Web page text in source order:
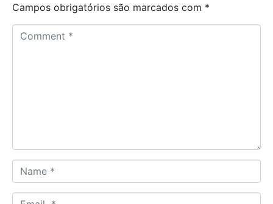
Campos obrigatórios são marcados com *
a
m